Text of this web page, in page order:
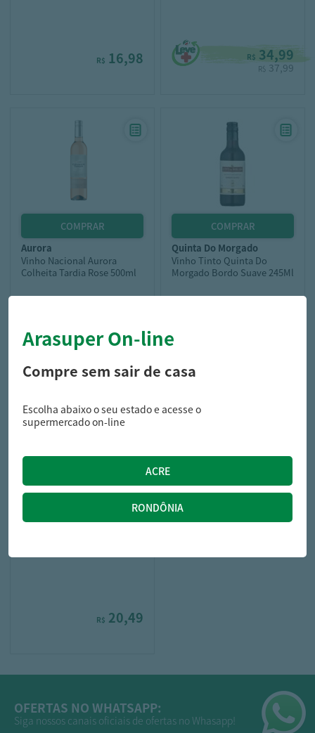
R$ 16,98 R$ 34,99
R$ 37,99
aurora
Vinho Nacional Aurora
Colheita Tardia Rose 500ml
R$ 42,99
quinta do morgado
Vinho Tinto Quinta Do
Morgado Bordo Suave 245Ml
R$ 20,49
OFERTAS NO WHATSAPP:
Siga nossos canais oficiais de ofertas no Whasapp!
Arasuper On-line
Compre sem sair de casa
Escolha abaixo o seu estado e acesse o
supermercado on-line